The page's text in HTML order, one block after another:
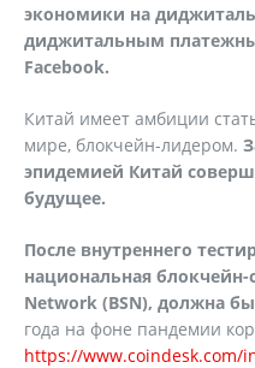
экономики на
диджитальным
Facebook.
Китай имеет амбиции
мире, блокчейн-лидером.
эпидемией Китай
будущее.
После внутреннего
национальная блокчейн-
Network (BSN), должна
года на фоне пандемии
https://www.coindesk.com/